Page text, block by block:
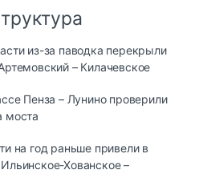
из-за паводка перекрыли
– Килачевское
Пенза – Лунино проверили
моста
на год раньше привели в
Хованское –